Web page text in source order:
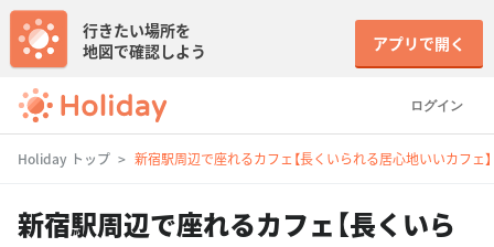
ログイン
行きたい場所を
地図で確認しよう
アプリで開く
Holiday トップ 新宿駅周辺で座れるカフェ【長くいられる居心地いいカフェ】
新宿駅周辺で座れるカフェ【長くいら